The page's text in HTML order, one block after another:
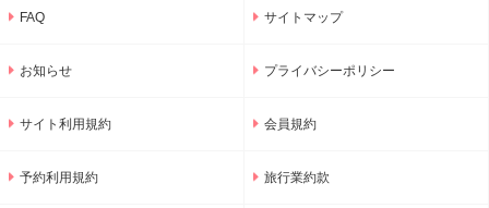
FAQ サイトマップ
お知らせ プライバシーポリシー
サイト利用規約 会員規約
予約利用規約 旅行業約款